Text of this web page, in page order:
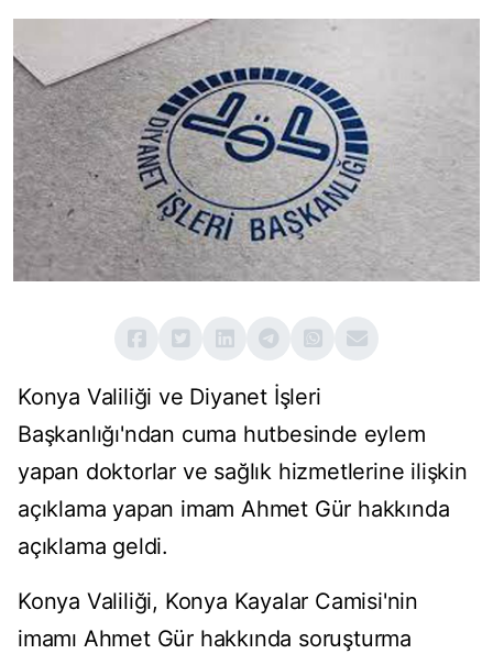
Konya Valiliği ve Diyanet İşleri
Başkanlığı'ndan cuma hutbesinde eylem
yapan doktorlar ve sağlık hizmetlerine ilişkin
açıklama yapan imam Ahmet Gür hakkında
açıklama geldi.
Konya Valiliği, Konya Kayalar Camisi'nin
imamı Ahmet Gür hakkında soruşturma